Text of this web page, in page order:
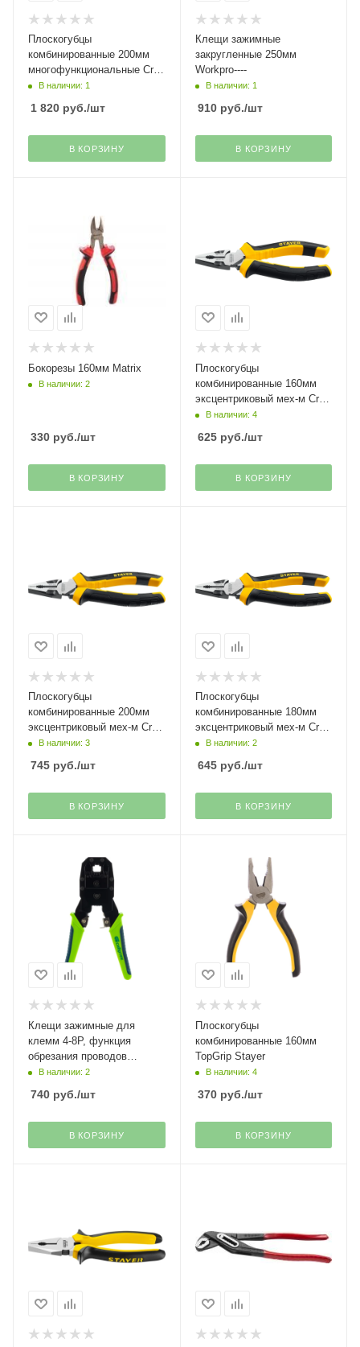
Плоскогубцы
комбинированные 200мм
многофункциональные Cr-
Ni Workpro---
В наличии: 1
1 820 руб./шт
В КОРЗИНУ
Клещи зажимные
закругленные 250мм
Workpro----
В наличии: 1
910руб./шт
В КОРЗИНУ
Бокорезы 160мм Matrix
В наличии: 2
330 руб./шт
В КОРЗИНУ
Плоскогубцы
комбинированные 160мм
эксцентриковый мех-м Cr-V
Hercules Stayer
В наличии: 4
625руб./шт
В КОРЗИНУ
Плоскогубцы
комбинированные 200мм
эксцентриковый мех-м Cr-V
Hercules Stayer
В наличии: 3
745 руб./шт
В КОРЗИНУ
Плоскогубцы
комбинированные 180мм
эксцентриковый мех-м Cr-V
Hercules Stayer
В наличии: 2
645руб./шт
В КОРЗИНУ
Клещи зажимные для
клемм 4-8Р, функция
обрезания проводов
Сибртех
В наличии: 2
740 руб./шт
В КОРЗИНУ
Плоскогубцы
комбинированные 160мм
TopGrip Stayer
В наличии: 4
370руб./шт
В КОРЗИНУ